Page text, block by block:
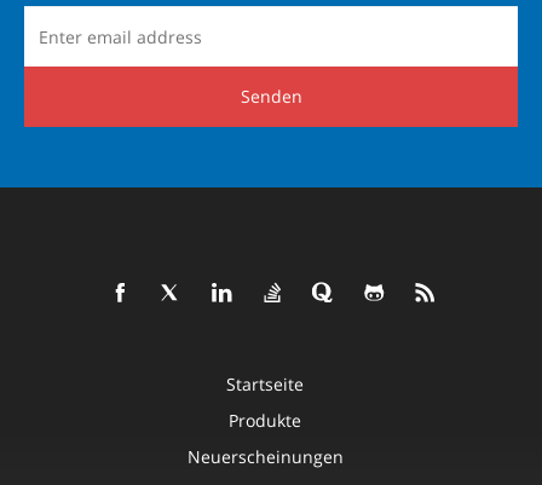
Senden
Startseite
Produkte
Neuerscheinungen